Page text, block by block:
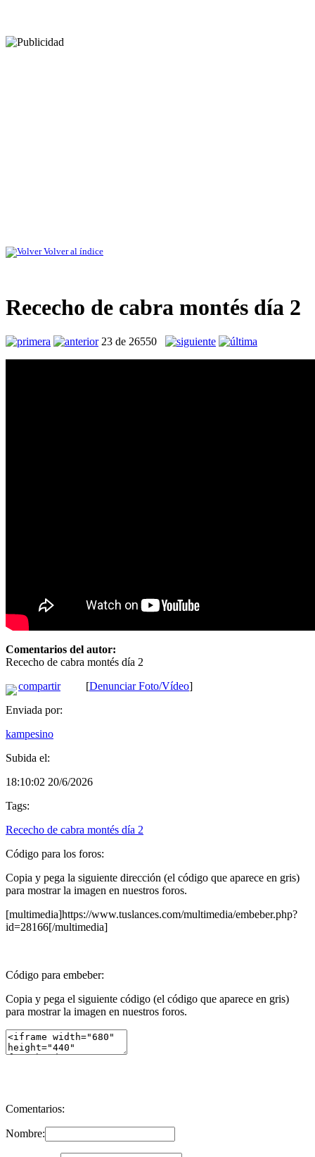
Volver al índice
Rececho de cabra montés día 2
23 de 26550
Comentarios del autor:
Rececho de cabra montés día 2
compartir[Denunciar Foto/Vídeo]
Enviada por:
kampesino
Subida el:
18:10:02 20/6/2026
Tags:
Rececho de cabra montés día 2
Código para los foros:
Copia y pega la siguiente dirección (el código que aparece en gris)
para mostrar la imagen en nuestros foros.
[multimedia]https://www.tuslances.com/multimedia/embeber.php?
id=28166[/multimedia]
Código para embeber:
Copia y pega el siguiente código (el código que aparece en gris)
para mostrar la imagen en nuestros foros.
Comentarios:
Nombre: